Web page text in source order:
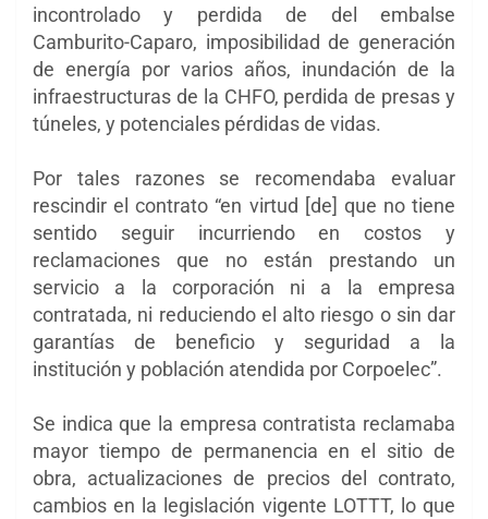
incontrolado y perdida de del embalse
Camburito-Caparo, imposibilidad de generación
de energía por varios años, inundación de la
infraestructuras de la CHFO, perdida de presas y
túneles, y potenciales pérdidas de vidas.
Por tales razones se recomendaba evaluar
rescindir el contrato “en virtud [de] que no tiene
sentido seguir incurriendo en costos y
reclamaciones que no están prestando un
servicio a la corporación ni a la empresa
contratada, ni reduciendo el alto riesgo o sin dar
garantías de beneficio y seguridad a la
institución y población atendida por Corpoelec”.
Se indica que la empresa contratista reclamaba
mayor tiempo de permanencia en el sitio de
obra, actualizaciones de precios del contrato,
cambios en la legislación vigente LOTTT, lo que